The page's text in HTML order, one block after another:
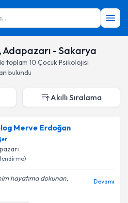
Adapazarı - Sakarya
toplam 10 Çocuk Psikolojisi
bulundu
Akıllı Sıralama
Merve Erdoğan
hayatıma dokunan,
Devamı